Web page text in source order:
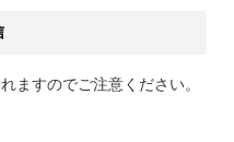
ますのでご注意ください。